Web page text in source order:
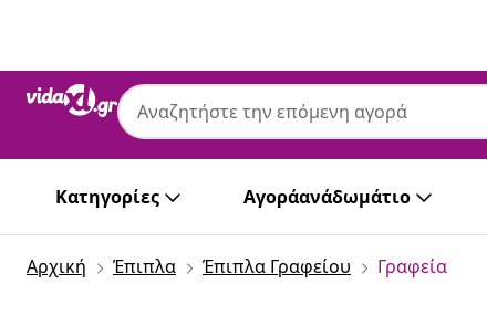
Κατηγορίες Αγοράανάδωμάτιο
Αρχική Έπιπλα Έπιπλα Γραφείου Γραφεία